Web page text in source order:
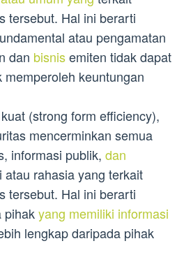
tersebut. Hal ini berarti
atau pengamatan
dan bisnisemiten tidak dapat
keuntungan
(strong form efficiency),
mencerminkan semua
informasi publik, dan
atau rahasia yang terkait
tersebut. Hal ini berarti
pihakyang memiliki informasi
lengkap daripada pihak